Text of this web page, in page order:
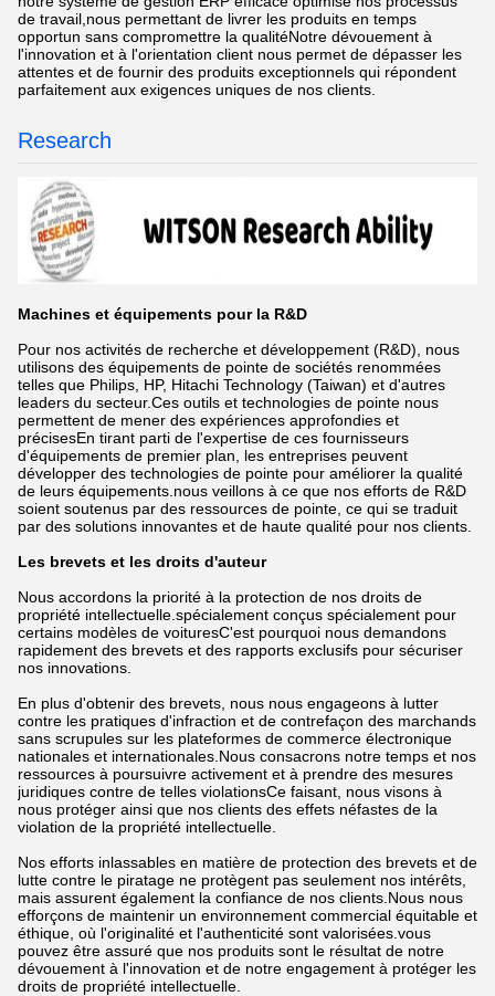
de travail,nous permettant de livrer les produits en temps
opportun sans compromettre la qualitéNotre dévouement à
l'innovation et à l'orientation client nous permet de dépasser les
attentes et de fournir des produits exceptionnels qui répondent
parfaitement aux exigences uniques de nos clients.
Research
Machines et équipements pour la R&D
Pour nos activités de recherche et développement (R&D), nous
utilisons des équipements de pointe de sociétés renommées
telles que Philips, HP, Hitachi Technology (Taiwan) et d'autres
leaders du secteur.Ces outils et technologies de pointe nous
permettent de mener des expériences approfondies et
précisesEn tirant parti de l'expertise de ces fournisseurs
d'équipements de premier plan, les entreprises peuvent
développer des technologies de pointe pour améliorer la qualité
de leurs équipements.nous veillons à ce que nos efforts de R&D
soient soutenus par des ressources de pointe, ce qui se traduit
par des solutions innovantes et de haute qualité pour nos clients.
Les brevets et les droits d'auteur
Nous accordons la priorité à la protection de nos droits de
propriété intellectuelle.spécialement conçus spécialement pour
certains modèles de voituresC'est pourquoi nous demandons
rapidement des brevets et des rapports exclusifs pour sécuriser
nos innovations.
En plus d'obtenir des brevets, nous nous engageons à lutter
contre les pratiques d'infraction et de contrefaçon des marchands
sans scrupules sur les plateformes de commerce électronique
nationales et internationales.Nous consacrons notre temps et nos
ressources à poursuivre activement et à prendre des mesures
juridiques contre de telles violationsCe faisant, nous visons à
nous protéger ainsi que nos clients des effets néfastes de la
violation de la propriété intellectuelle.
Nos efforts inlassables en matière de protection des brevets et de
lutte contre le piratage ne protègent pas seulement nos intérêts,
mais assurent également la confiance de nos clients.Nous nous
efforçons de maintenir un environnement commercial équitable et
éthique, où l'originalité et l'authenticité sont valorisées.vous
pouvez être assuré que nos produits sont le résultat de notre
dévouement à l'innovation et de notre engagement à protéger les
droits de propriété intellectuelle.